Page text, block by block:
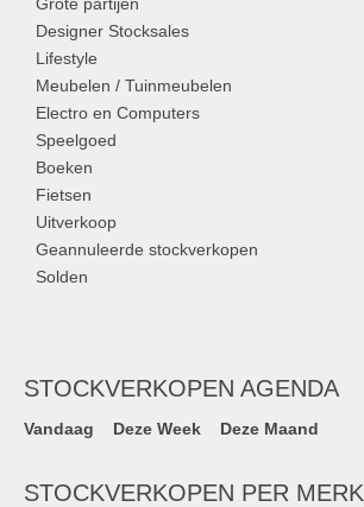
Designer Stocksales
Lifestyle
Meubelen / Tuinmeubelen
Electro en Computers
Speelgoed
Boeken
Fietsen
Uitverkoop
Geannuleerde stockverkopen
Solden
STOCKVERKOPEN AGENDA
Vandaag Deze Week Deze Maand
STOCKVERKOPEN PER MERK